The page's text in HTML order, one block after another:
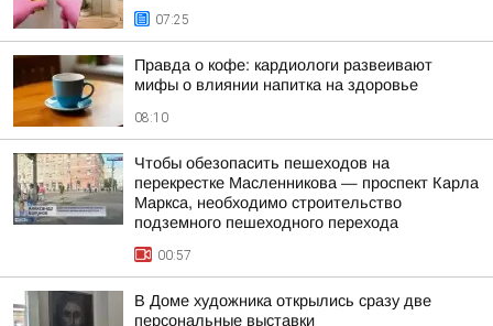
07:25
Правда о кофе: кардиологи развеивают
мифы о влиянии напитка на здоровье
08:10
Чтобы обезопасить пешеходов на
перекрестке Масленникова — проспект Карла
Маркса, необходимо строительство
подземного пешеходного перехода
00:57
В Доме художника открылись сразу две
персональные выставки